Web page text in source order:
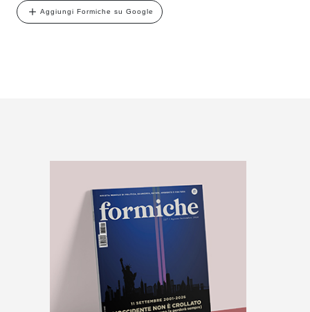
Aggiungi Formiche su Google